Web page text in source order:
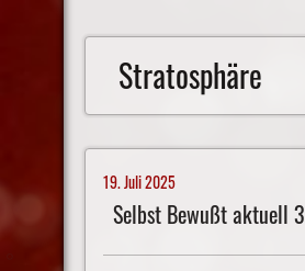
Stratosphäre
19. Juli 2025
Selbst Bewußt aktuell